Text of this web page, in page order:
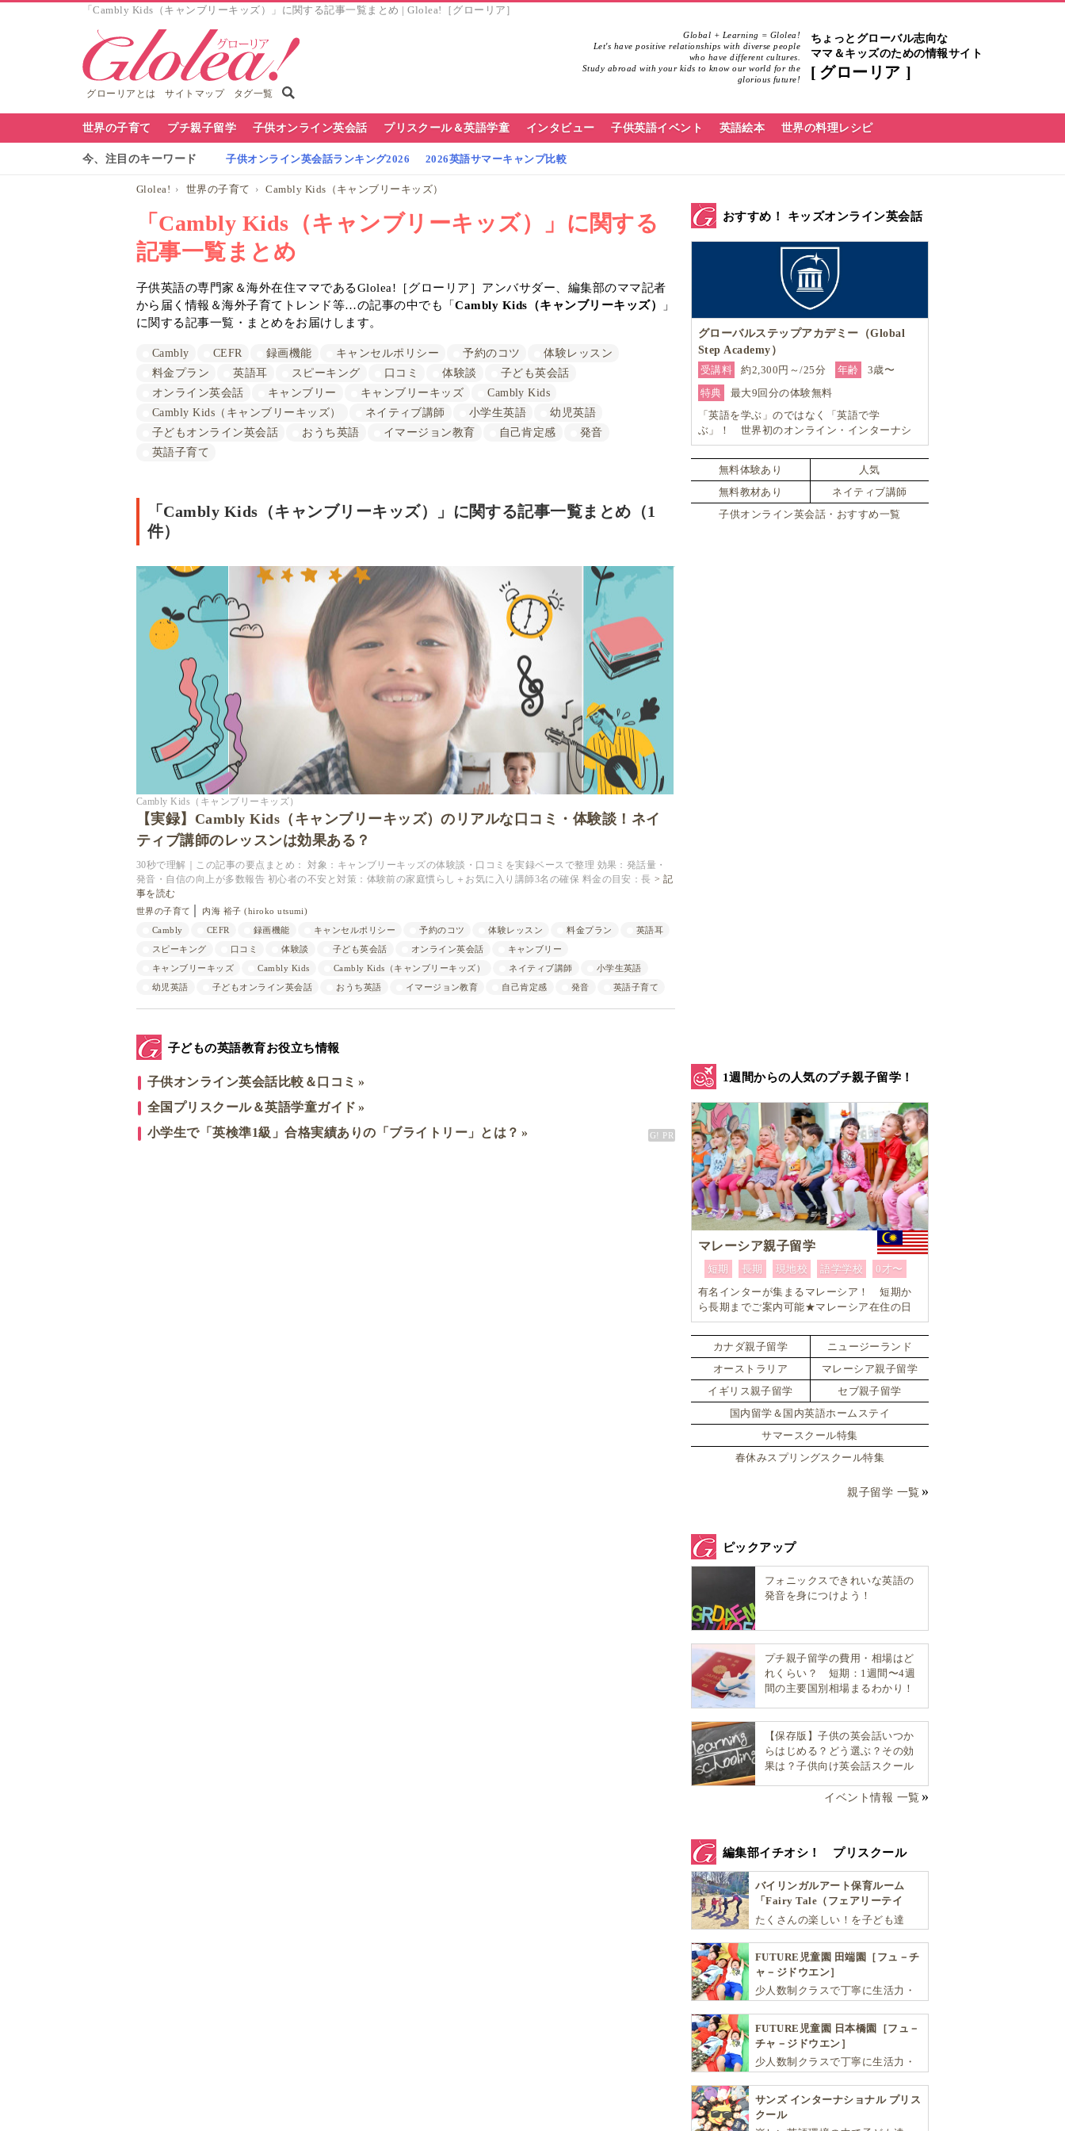
「Cambly Kids（キャンブリーキッズ）」に関する記事一覧まとめ | Glolea!［グローリア］
グローリアとは サイトマップ タグ一覧
Global + Learning = Glolea!
Let's have positive relationships with diverse people
who have different cultures.
Study abroad with your kids to know our world for the
glorious future!
ちょっとグローバル志向な
ママ＆キッズのための情報サイト
グローリア
世界の子育て プチ親子留学 子供オンライン英会話 プリスクール＆英語学童 インタビュー 子供英語イベント 英語絵本 世界の料理レシピ
今、注目のキーワード 子供オンライン英会話ランキング2026 2026英語サマーキャンプ比較
Glolea! 世界の子育て Cambly Kids（キャンブリーキッズ）
「Cambly Kids（キャンブリーキッズ）」に関する
記事一覧まとめ
子供英語の専門家＆海外在住ママであるGlolea!［グローリア］アンバサダー、編集部のママ記者
から届く情報＆海外子育てトレンド等…の記事の中でも「Cambly Kids（キャンブリーキッズ）
」
に関する記事一覧・まとめをお届けします。
Cambly CEFR 録画機能 キャンセルポリシー 予約のコツ
体験レッスン
料金プラン
英語耳 スピーキング 口コミ 体験談
子ども英会話
オンライン英会話
キャンブリー キャンブリーキッズ
Cambly Kids
Cambly Kids（キャンブリーキッズ）
ネイティブ講師 小学生英語
幼児英語
子どもオンライン英会話
おうち英語 イマージョン教育 自己肯定感
発音
英語子育て
「Cambly Kids（キャンブリーキッズ）」に関する記事一覧まとめ（1
件）
Cambly Kids（キャンブリーキッズ）
【実録】Cambly Kids（キャンブリーキッズ）のリアルな口コミ・体験談！ネイ
ティブ講師のレッスンは効果ある？
30秒で理解｜この記事の要点まとめ： 対象：キャンブリーキッズの体験談・口コミを実録ベースで整理 効果：発話量・
発音・自信の向上が多数報告 初心者の不安と対策：体験前の家庭慣らし＋お気に入り講師3名の確保 料金の目安：長
記
事を読む
世界の子育て
内海 裕子 (hiroko utsumi)
Cambly
CEFR 録画機能 キャンセルポリシー 予約のコツ 体験レッスン 料金プラン
英語耳
スピーキング
口コミ 体験談 子ども英会話 オンライン英会話
キャンブリー
キャンブリーキッズ
Cambly Kids Cambly Kids（キャンブリーキッズ） ネイティブ講師
小学生英語
幼児英語
子どもオンライン英会話 おうち英語 イマージョン教育 自己肯定感 発音 英語子育て
子どもの英語教育お役立ち情報
子供オンライン英会話比較＆口コミ
全国プリスクール＆英語学童ガイド
小学生で「英検準1級」合格実績ありの「ブライトリー」とは？
おすすめ！ キッズオンライン英会話
グローバルステップアカデミー（Global
Step Academy）
受講料
約2,300円～/25分 年齢
3歳〜
特典
最大9回分の体験無料
「英語を学ぶ」のではなく「英語で学
ぶ」！ 世界初のオンライン・インターナシ
ョナルスクールでネイティブ英語を目指す
無料体験あり
人気
無料教材あり
ネイティブ講師
子供オンライン英会話・おすすめ一覧
1週間からの人気のプチ親子留学！
マレーシア親子留学
短期 長期 現地校 語学学校
0才〜
有名インターが集まるマレーシア！ 短期か
ら長期までご案内可能★マレーシア在住の日
本人留学コーディネーターがお子様お一人お
ひとりに合ったワンランク上のマレーシア親
子留学をカスタマイズ
カナダ親子留学
ニュージーランド
オーストラリア
マレーシア親子留学
イギリス親子留学
セブ親子留学
国内留学＆国内英語ホームステイ
サマースクール特集
春休みスプリングスクール特集
親子留学 一覧
ピックアップ
フォニックスできれいな英語の
発音を身につけよう！
プチ親子留学の費用・相場はど
れくらい？ 短期：1週間〜4週
間の主要国別相場まるわかり！
【保存版】子供の英会話いつか
らはじめる？どう選ぶ？その効
果は？子供向け英会話スクール
イベント情報 一覧
編集部イチオシ！ プリスクール
バイリンガルアート保育ルーム
「Fairy Tale（フェアリーテイ
ル）」
たくさんの楽しい！を子ども達
ラムとバイリンガル保育で子供達
の『生きる力』を育てます。
FUTURE児童園 田端園［フュ－チ
ャ－ジドウエン］
少人数制クラスで丁寧に生活力・
能性を広げます！
FUTURE児童園 日本橋園［フュ－
チャ－ジドウエン］
少人数制クラスで丁寧に生活力・
能性を広げます！
サンズ インターナショナル プリス
クール